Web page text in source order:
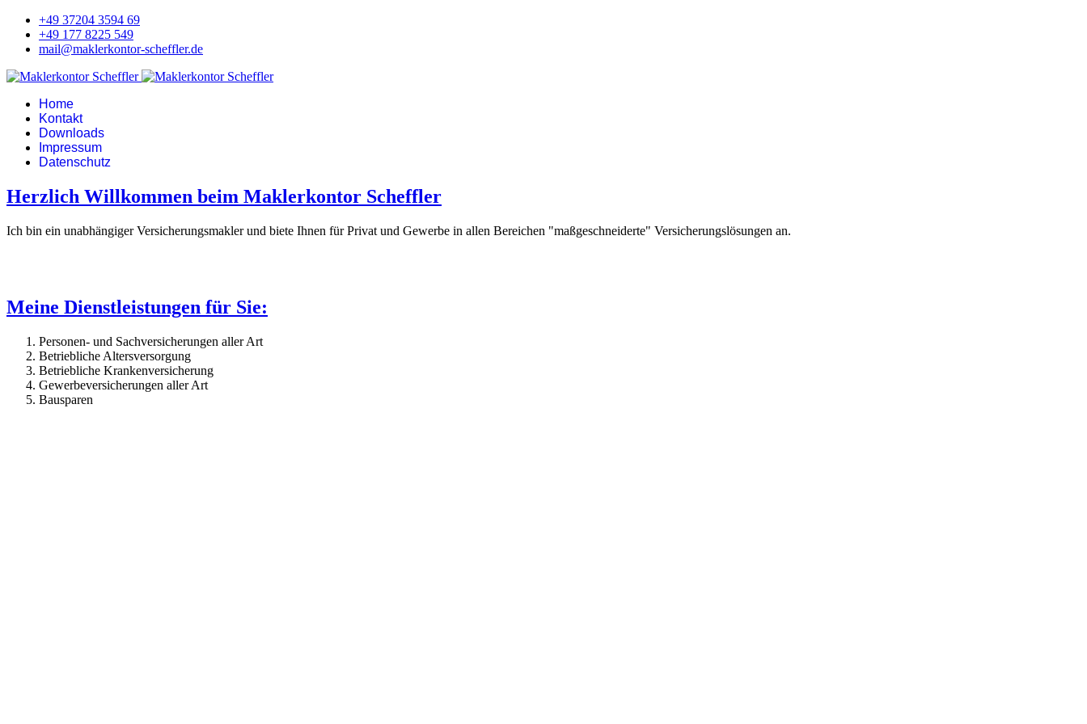
+49 37204 3594 69
+49 177 8225 549
mail@maklerkontor-scheffler.de
Home
Kontakt
Downloads
Impressum
Datenschutz
Herzlich Willkommen beim Maklerkontor Scheffler
Ich bin ein unabhängiger Versicherungsmakler und biete Ihnen für Privat und Gewerbe in allen Bereichen "maßgeschneiderte" Versicherungslösungen an.
Meine Dienstleistungen für Sie:
Personen- und Sachversicherungen aller Art
Betriebliche Altersversorgung
Betriebliche Krankenversicherung
Gewerbeversicherungen aller Art
Bausparen